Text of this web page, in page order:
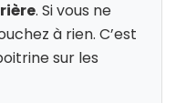
. Si vous ne
à rien. C’est
sur les